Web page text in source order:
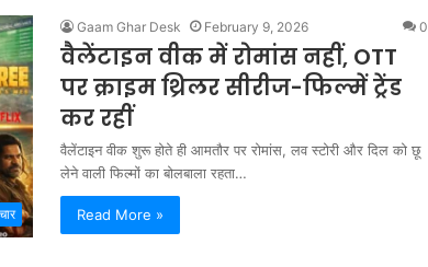
Gaam Ghar Desk February 9, 2026 0
वैलेंटाइन वीक में रोमांस नहीं, OTT
पर क्राइम थ्रिलर सीरीज-फिल्में ट्रेंड
कर रहीं
वैलेंटाइन वीक शुरू होते ही आमतौर पर रोमांस, लव स्टोरी और दिल को छू
लेने वाली फिल्मों का बोलबाला रहता…
Read More »